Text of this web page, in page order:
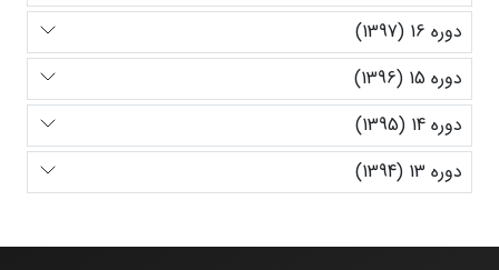
دوره 16 (1397)
دوره 15 (1396)
دوره 14 (1395)
دوره 13 (1394)